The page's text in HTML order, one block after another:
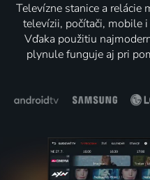
Televízne stanice a relácie
televízii, počítači, mobile
Vďaka použitiu
plynule funguje aj pri